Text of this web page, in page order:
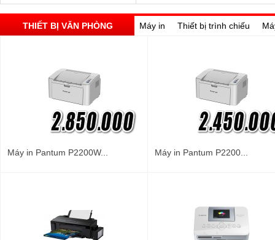
THIẾT BỊ VĂN PHÒNG Máy in Thiết bị trình chiếu
Máy in Pantum P2200W... Máy in Pantum P2200...